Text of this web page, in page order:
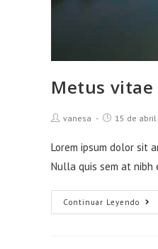
Metus
Autor
la
entrada:
vanesa
Publicación
la
15 de
Lorem ipsum dolor sit
Nulla quis sem at nibh
Continuar Leyendo